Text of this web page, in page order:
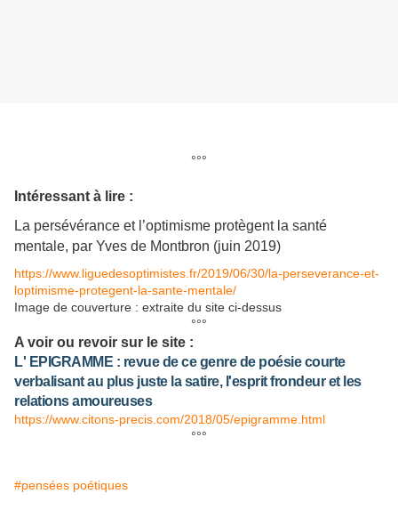
°°°
Intéressant à lire :
La persévérance et l’optimisme protègent la santé
mentale, par Yves de Montbron (juin 2019)
https://www.liguedesoptimistes.fr/2019/06/30/la-perseverance-et-
loptimisme-protegent-la-sante-mentale/
Image de couverture : extraite du site ci-dessus
°°°
A voir ou revoir sur le site :
L' EPIGRAMME : revue de ce genre de poésie courte
verbalisant au plus juste la satire, l'esprit frondeur et les
relations amoureuses
https://www.citons-precis.com/2018/05/epigramme.html
°°°
#pensées poétiques